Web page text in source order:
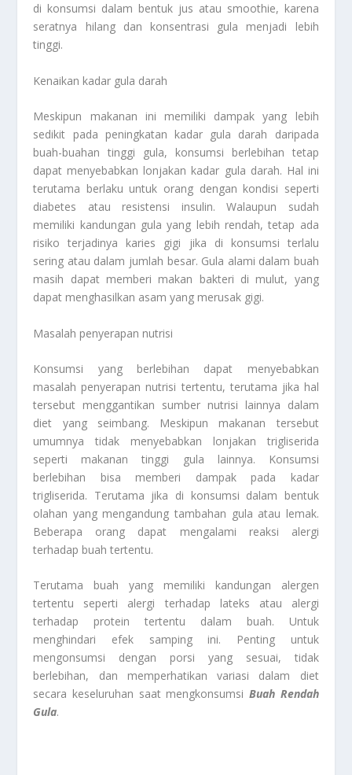
di konsumsi dalam bentuk jus atau smoothie, karena
seratnya hilang dan konsentrasi gula menjadi lebih
tinggi.
Kenaikan kadar gula darah
Meskipun makanan ini memiliki dampak yang lebih
sedikit pada peningkatan kadar gula darah daripada
buah-buahan tinggi gula, konsumsi berlebihan tetap
dapat menyebabkan lonjakan kadar gula darah. Hal ini
terutama berlaku untuk orang dengan kondisi seperti
diabetes atau resistensi insulin. Walaupun sudah
memiliki kandungan gula yang lebih rendah, tetap ada
risiko terjadinya karies gigi jika di konsumsi terlalu
sering atau dalam jumlah besar. Gula alami dalam buah
masih dapat memberi makan bakteri di mulut, yang
dapat menghasilkan asam yang merusak gigi.
Masalah penyerapan nutrisi
Konsumsi yang berlebihan dapat menyebabkan
masalah penyerapan nutrisi tertentu, terutama jika hal
tersebut menggantikan sumber nutrisi lainnya dalam
diet yang seimbang. Meskipun makanan tersebut
umumnya tidak menyebabkan lonjakan trigliserida
seperti makanan tinggi gula lainnya. Konsumsi
berlebihan bisa memberi dampak pada kadar
trigliserida. Terutama jika di konsumsi dalam bentuk
olahan yang mengandung tambahan gula atau lemak.
Beberapa orang dapat mengalami reaksi alergi
terhadap buah tertentu.
Terutama buah yang memiliki kandungan alergen
tertentu seperti alergi terhadap lateks atau alergi
terhadap protein tertentu dalam buah. Untuk
menghindari efek samping ini. Penting untuk
mengonsumsi dengan porsi yang sesuai, tidak
berlebihan, dan memperhatikan variasi dalam diet
secara keseluruhan saat mengkonsumsi Buah Rendah
Gula.